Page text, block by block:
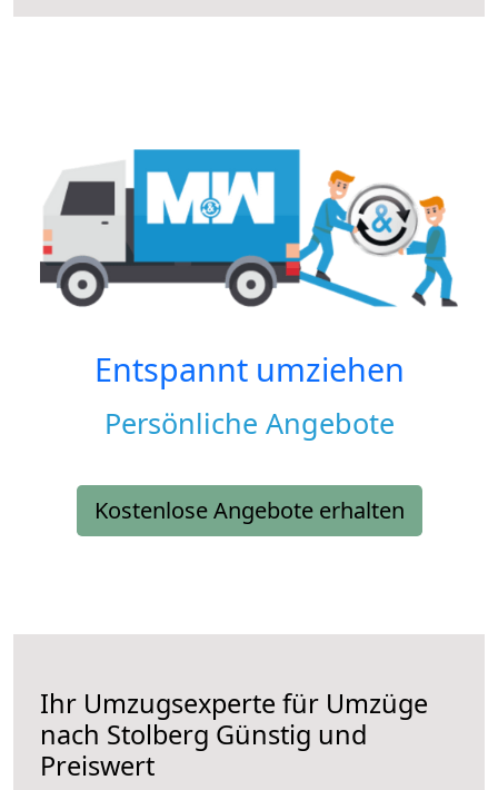
Entspannt umziehen
Persönliche Angebote
Kostenlose Angebote erhalten
Ihr Umzugsexperte für Umzüge
nach Stolberg Günstig und
Preiswert